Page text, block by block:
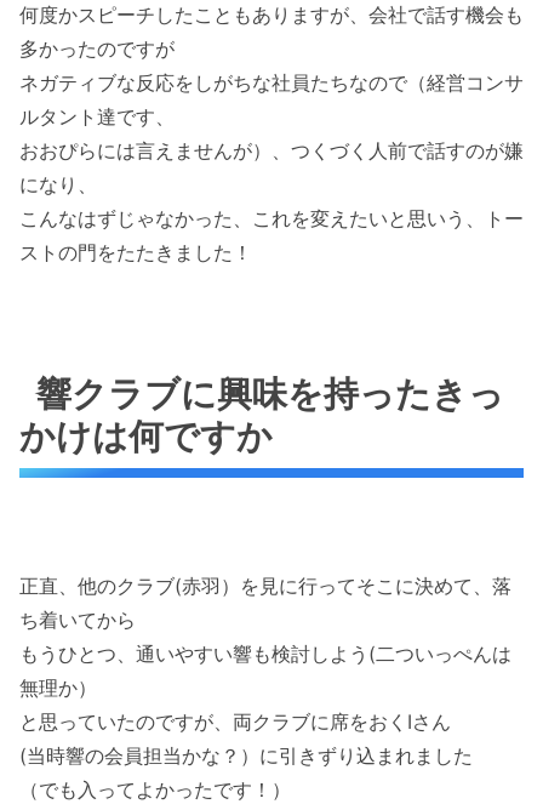
何度かスピーチしたこともありますが、会社で話す機会も
多かったのですが
ネガティブな反応をしがちな社員たちなので（経営コンサ
ルタント達です、
おおぴらには言えませんが）、つくづく人前で話すのが嫌
になり、
こんなはずじゃなかった、これを変えたいと思いう、トー
ストの門をたたきました！
響クラブに興味を持ったきっ
かけは何ですか
正直、他のクラブ(赤羽）を見に行ってそこに決めて、落
ち着いてから
もうひとつ、通いやすい響も検討しよう(二ついっぺんは
無理か）
と思っていたのですが、両クラブに席をおくIさん
(当時響の会員担当かな？）に引きずり込まれました
（でも入ってよかったです！）